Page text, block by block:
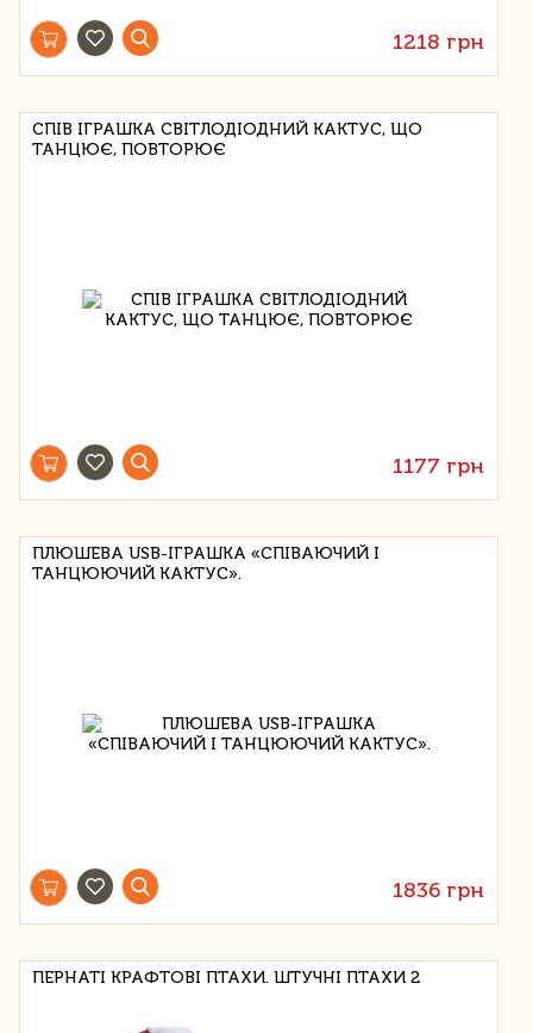
1218 грн
СПІВ ІГРАШКА СВІТЛОДІОДНИЙ КАКТУС, ЩО
ТАНЦЮЄ, ПОВТОРЮЄ
1177 грн
ПЛЮШЕВА USB-ІГРАШКА «СПІВАЮЧИЙ І
ТАНЦЮЮЧИЙ КАКТУС».
1836 грн
ПЕРНАТІ КРАФТОВІ ПТАХИ. ШТУЧНІ ПТАХИ 2